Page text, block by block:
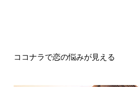
ココナラで恋の悩みが見える